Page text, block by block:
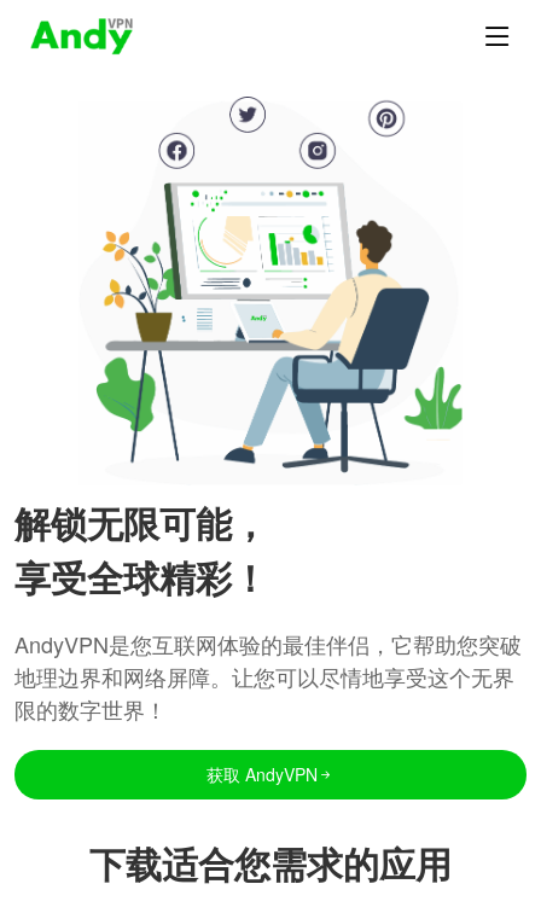
解锁无限可能，
享受全球精彩！
AndyVPN是您互联网体验的最佳伴侣，它帮助您突破
地理边界和网络屏障。让您可以尽情地享受这个无界
限的数字世界！
获取 AndyVPN
下载适合您需求的应用